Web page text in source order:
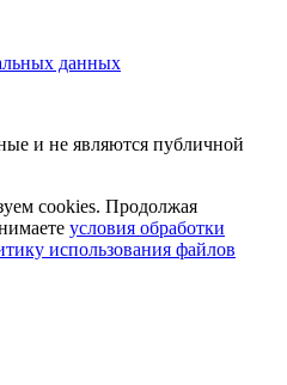
данных
и не являются публичной
cookies. Продолжая
условия обработки
использования файлов